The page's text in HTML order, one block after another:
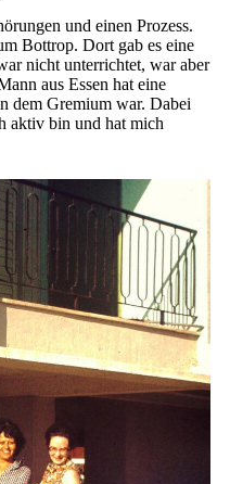
und einen Prozess.
Bottrop. Dort gab es eine
nicht unterrichtet, war aber
aus Essen hat eine
dem Gremium war. Dabei
aktiv bin und hat mich